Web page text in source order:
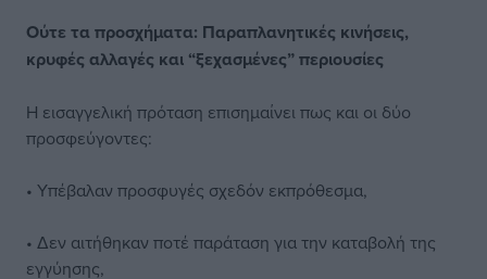
Ούτε τα προσχήματα: Παραπλανητικές κινήσεις,
κρυφές αλλαγές και “ξεχασμένες” περιουσίες
Η εισαγγελική πρόταση επισημαίνει πως και οι δύο
προσφεύγοντες:
• Υπέβαλαν προσφυγές σχεδόν εκπρόθεσμα,
• Δεν αιτήθηκαν ποτέ παράταση για την καταβολή της
εγγύησης,